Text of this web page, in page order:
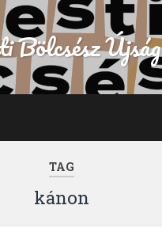
Bölcsész Újság
TAG
kánon